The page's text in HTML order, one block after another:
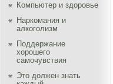
Компьютер и здоровье
Наркомания и
алкоголизм
Поддержание
хорошего
самочувствия
Это должен знать